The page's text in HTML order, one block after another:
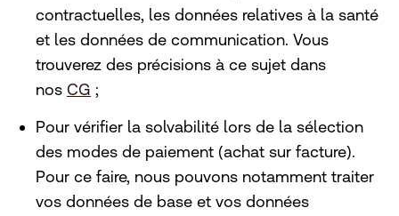
contractuelles, les données relatives à la santé
et les données de communication. Vous
trouverez des précisions à ce sujet dans
nos CG ;
Pour vérifier la solvabilité lors de la sélection
des modes de paiement (achat sur facture).
Pour ce faire, nous pouvons notamment traiter
vos données de base et vos données